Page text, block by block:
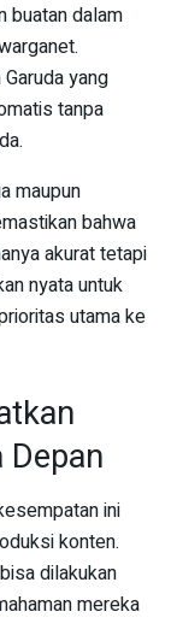
buatan dalam
yang
tanpa
maupun
bahwa
akurat tetapi
nyata untuk
utama ke
ini
konten.
dilakukan
mereka